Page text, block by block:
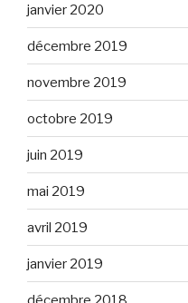
janvier 2020
décembre 2019
novembre 2019
octobre 2019
juin 2019
mai 2019
avril 2019
janvier 2019